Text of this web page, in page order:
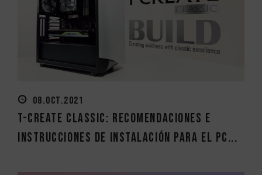
08.OCT.2021
T-CREATE CLASSIC: Recomendaciones e
instrucciones de instalación para el PC...